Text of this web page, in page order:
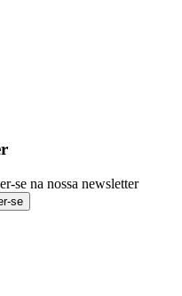
se na nossa newsletter
se